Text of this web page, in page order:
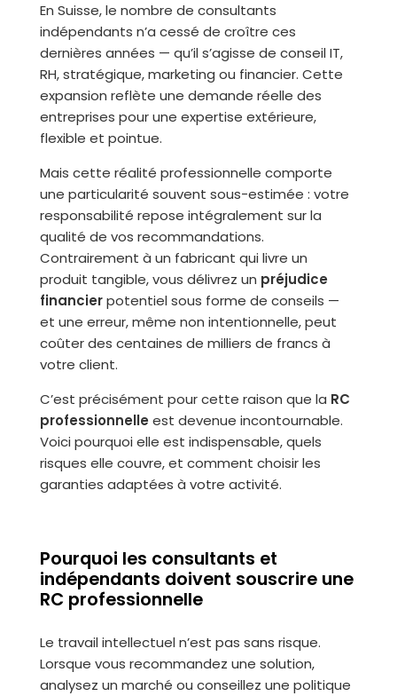
En Suisse, le nombre de consultants
indépendants n’a cessé de croître ces
dernières années — qu’il s’agisse de conseil IT,
RH, stratégique, marketing ou financier. Cette
expansion reflète une demande réelle des
entreprises pour une expertise extérieure,
flexible et pointue.
Mais cette réalité professionnelle comporte
une particularité souvent sous-estimée : votre
responsabilité repose intégralement sur la
qualité de vos recommandations.
Contrairement à un fabricant qui livre un
produit tangible, vous délivrez un préjudice
financierpotentiel sous forme de conseils —
et une erreur, même non intentionnelle, peut
coûter des centaines de milliers de francs à
votre client.
C’est précisément pour cette raison que la RC
professionnelle est devenue incontournable.
Voici pourquoi elle est indispensable, quels
risques elle couvre, et comment choisir les
garanties adaptées à votre activité.
Pourquoi les consultants et
indépendants doivent souscrire une
RC professionnelle
Le travail intellectuel n’est pas sans risque.
Lorsque vous recommandez une solution,
analysez un marché ou conseillez une politique